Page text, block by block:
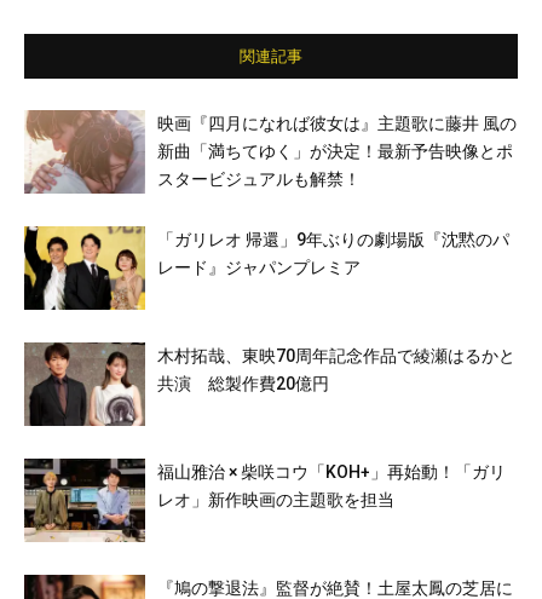
関連記事
映画『四月になれば彼女は』主題歌に藤井 風の
新曲「満ちてゆく」が決定！最新予告映像とポ
スタービジュアルも解禁！
「ガリレオ 帰還」9年ぶりの劇場版『沈黙のパ
レード』ジャパンプレミア
木村拓哉、東映70周年記念作品で綾瀬はるかと
共演 総製作費20億円
福山雅治 × 柴咲コウ「KOH+」再始動！「ガリ
レオ」新作映画の主題歌を担当
『鳩の撃退法』監督が絶賛！土屋太鳳の芝居に